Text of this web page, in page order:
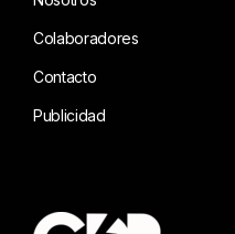
Colaboradores
Contacto
Publicidad